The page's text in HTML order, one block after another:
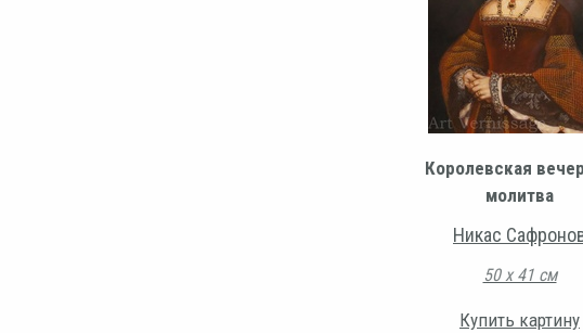
Королевская
молитва
Никас
50 х 41 см
Купить картину